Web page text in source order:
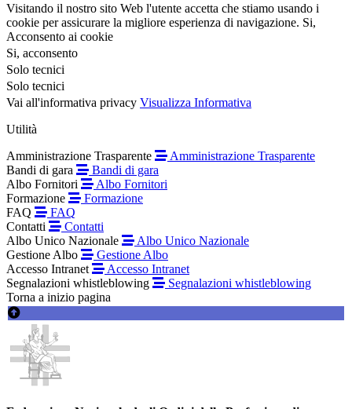
Visitando il nostro sito Web l'utente accetta che stiamo usando i
cookie per assicurare la migliore esperienza di navigazione. Si,
Acconsento ai cookie
Si, acconsento
Solo tecnici
Solo tecnici
Vai all'informativa privacy Visualizza Informativa
Utilità
Amministrazione Trasparente
Amministrazione Trasparente
Bandi di gara
Bandi di gara
Albo Fornitori
Albo Fornitori
Formazione
Formazione
FAQ
FAQ
Contatti
Contatti
Albo Unico Nazionale
Albo Unico Nazionale
Gestione Albo
Gestione Albo
Accesso Intranet
Accesso Intranet
Segnalazioni whistleblowing
Segnalazioni whistleblowing
Torna a inizio pagina